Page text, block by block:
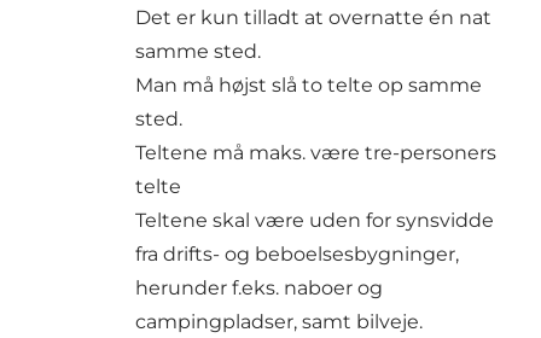
Det er kun tilladt at overnatte én nat
samme sted.
Man må højst slå to telte op samme
sted.
Teltene må maks. være tre-personers
telte
Teltene skal være uden for synsvidde
fra drifts- og beboelsesbygninger,
herunder f.eks. naboer og
campingpladser, samt bilveje.